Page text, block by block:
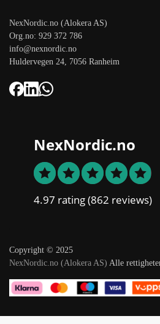
NexNordic.no (Alokera AS)
Org.no: 929 372 786
info@nexnordic.no
Huldervegen 24, 7056 Ranheim
NexNordic.no
4.97 rating(862 reviews)
Copyright © 2025
NexNordic.no (Alokera AS) Alle